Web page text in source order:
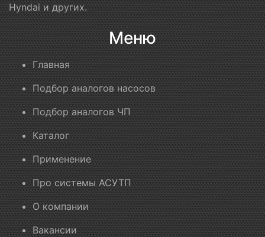
Hyndai и других.
Меню
Главная
Подбор аналогов насосов
Подбор аналогов ЧП
Каталог
Применение
Про системы АСУТП
О компании
Вакансии